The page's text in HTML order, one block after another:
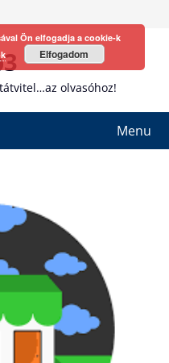
olvasóhoz!
Menu
Ön elfogadja a cookie-k
Elfogadom